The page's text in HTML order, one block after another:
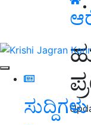
ಸುದ್ದಿಗಳು